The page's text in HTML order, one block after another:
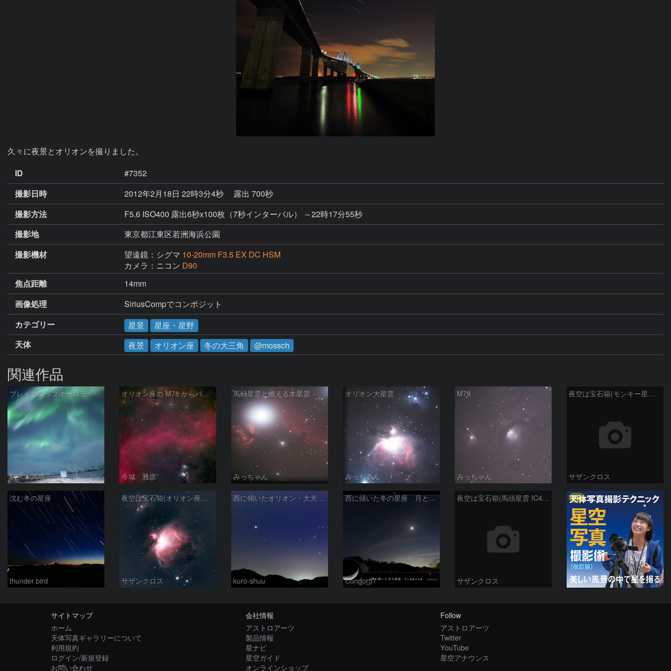
久々に夜景とオリオンを撮りました。
ID
#7352
撮影日時
2012年2月18日 22時3分4秒
露出 700秒
撮影方法
F5.6 ISO400 露出6秒x100枚（7秒インターバル） ～22時17分55秒
撮影地
東京都江東区若洲海浜公園
撮影機材
望遠鏡：シグマ 10-20mm F3.5 EX DC HSM
カメラ：ニコン D90
焦点距離
14mm
画像処理
SiriusCompでコンポジット
カテゴリー
星景
星座・星野
天体
夜景 オリオン座 冬の大三角 @mossch
関連作品
ブレイクアップオーロラ
駒沢 満晴
オリオン座の M78 からバーナードループをまたいで LDN1622あたり
今城 雅彦
馬頭星雲と燃える木星雲
みっちゃん
オリオン大星雲
みっちゃん
M78
みっちゃん
夜空は宝石箱(モンキー星雲 NGC2174) Seestar50
サザンクロス
沈む冬の星座
thunder bird
夜空は宝石箱(オリオン座大星雲 M42) Seestar50
サザンクロス
西に傾いたオリオン・大犬 (2026/04/21)
kuro-shuu
西に傾いた冬の星座 月と金星＆木星
Condor57
夜空は宝石箱(馬頭星雲 IC434) Seestar50
サザンクロス
PR
サイトマップ
ホーム
天体写真ギャラリーについて
利用規約
ログイン/新規登録
お問い合わせ
会社情報
アストロアーツ
製品情報
星ナビ
星空ガイド
オンラインショップ
Follow
アストロアーツ
Twitter
YouTube
星空アナウンス